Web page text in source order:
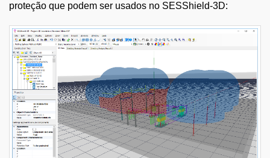
proteção que podem ser usados no SESShield-3D: